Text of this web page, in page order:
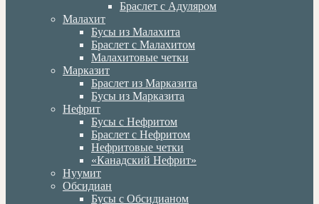
Браслет с Адуляром
Малахит
Бусы из Малахита
Браслет с Малахитом
Малахитовые четки
Марказит
Браслет из Марказита
Бусы из Марказита
Нефрит
Бусы с Нефритом
Браслет с Нефритом
Нефритовые четки
«Канадский Нефрит»
Нуумит
Обсидиан
Бусы с Обсидианом